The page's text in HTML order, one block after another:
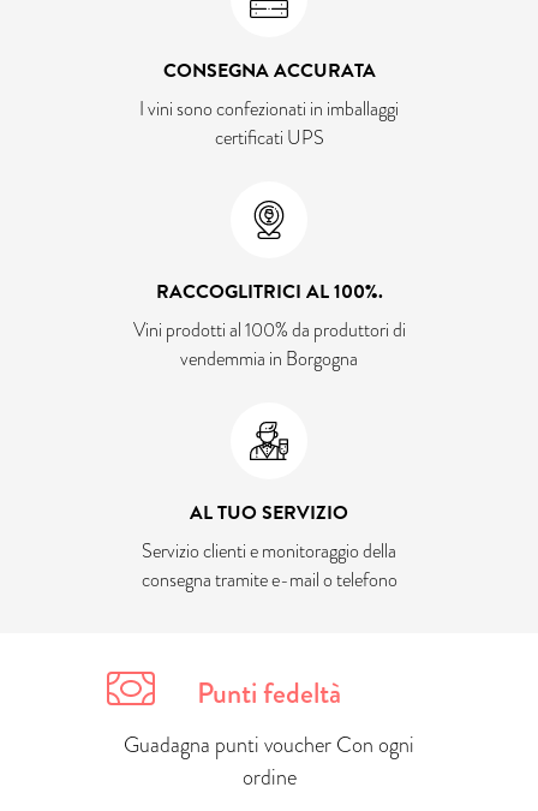
CONSEGNA ACCURATA
I vini sono confezionati in imballaggi
certificati UPS
RACCOGLITRICI AL 100%.
Vini prodotti al 100% da produttori di
vendemmia in Borgogna
AL TUO SERVIZIO
Servizio clienti e monitoraggio della
consegna tramite e-mail o telefono
Punti fedeltà
Guadagna punti voucher Con ogni
ordine